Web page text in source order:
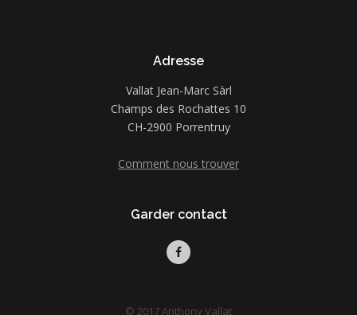
Adresse
Vallat Jean-Marc Sàrl
Champs des Rochattes 10
CH-2900 Porrentruy
Comment nous trouver
Garder contact
© 2017 Anthony Vallat